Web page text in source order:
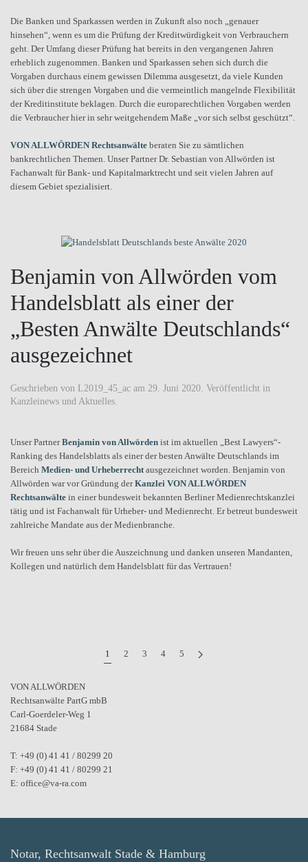
Die Banken und Sparkassen werden in Zukunft also noch „genauer
hinsehen“, wenn es um die Prüfung der Kreditwürdigkeit von Verbrauchern
geht. Der Umfang dieser Prüfung hat bereits in den vergangenen Jahren
erheblich zugenommen. Banken und Sparkassen sehen sich durch die
Vorgaben durchaus einem gewissen Dilemma ausgesetzt, da viele Kunden
sich über die strengen Vorgaben und die vermeintlich mangelnde Flexibilität
der Kreditinstitute beklagen. Durch die europarechtlichen Vorgaben werden
die Verbraucher hier in sehr weitgehendem Maße „vor sich selbst geschützt“.
VON ALLWÖRDEN Rechtsanwälte beraten Sie zu sämtlichen
bankrechtlichen Themen. Unser Partner Dr. Sebastian von Allwörden ist
Fachanwalt für Bank- und Kapitalmarktrecht und seit vielen Jahren auf
diesem Gebiet spezialisiert.
Benjamin von Allwörden vom
Handelsblatt als einer der
„Besten Anwälte Deutschlands“
ausgezeichnet
Geschrieben von L2019_45_ac am 29. Juni 2020. Veröffentlicht in
Kanzleinews und Aktuelles.
Unser PartnerBenjamin von Allwörden ist im aktuellen „Best Lawyers“-
Ranking des Handelsblatts als einer der besten Anwälte Deutschlands im
Bereich Medien- und Urheberrechtausgezeichnet worden. Benjamin von
Allwörden war vor Gründung derKanzlei VON ALLWÖRDEN
Rechtsanwälte in einer bundesweit bekannten Berliner Medienrechtskanzlei
tätig und ist Fachanwalt für Urheber- und Medienrecht. Er betreut bundesweit
zahlreiche Mandate aus der Medienbranche.
Wir freuen uns sehr über die Auszeichnung und danken unseren Mandanten,
Kollegen und natürlich dem Handelsblatt für das Vertrauen!
1 2 3 4 5
VON ALLWÖRDEN
Rechtsanwälte PartG mbB
Carl-Goerdeler-Weg 1
21684 Stade
T: +49 (0) 41 41 / 80299 20
F: +49 (0) 41 41 / 80299 21
E: office@va-ra.com
Notar, Rechtsanwalt Stade & Hamburg